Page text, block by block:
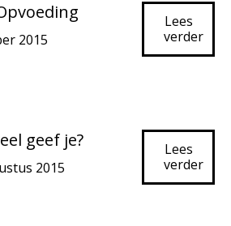
2015
Lees
verder
geef je?
2015
Lees
verder